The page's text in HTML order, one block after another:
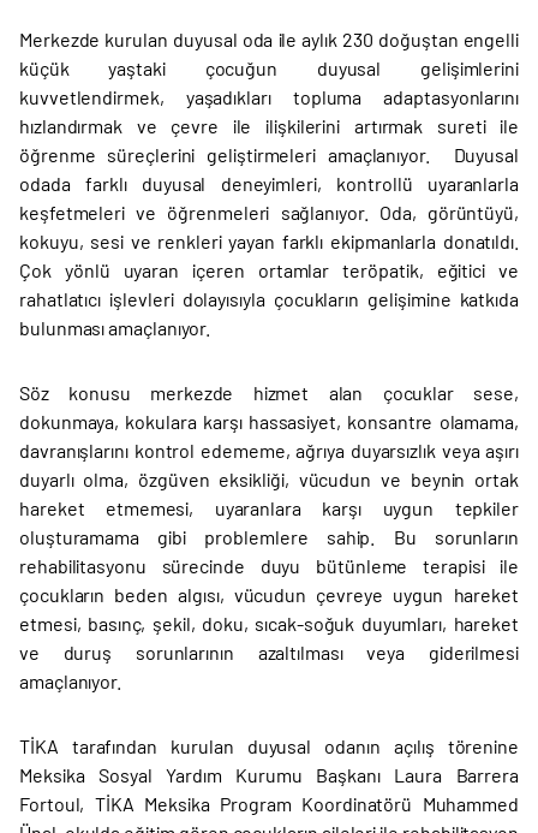
Merkezde kurulan duyusal oda ile aylık 230 doğuştan engelli
küçük yaştaki çocuğun duyusal gelişimlerini
kuvvetlendirmek, yaşadıkları topluma adaptasyonlarını
hızlandırmak ve çevre ile ilişkilerini artırmak sureti ile
öğrenme süreçlerini geliştirmeleri amaçlanıyor. Duyusal
odada farklı duyusal deneyimleri, kontrollü uyaranlarla
keşfetmeleri ve öğrenmeleri sağlanıyor. Oda, görüntüyü,
kokuyu, sesi ve renkleri yayan farklı ekipmanlarla donatıldı.
Çok yönlü uyaran içeren ortamlar teröpatik, eğitici ve
rahatlatıcı işlevleri dolayısıyla çocukların gelişimine katkıda
bulunması amaçlanıyor.
Söz konusu merkezde hizmet alan çocuklar sese,
dokunmaya, kokulara karşı hassasiyet, konsantre olamama,
davranışlarını kontrol edememe, ağrıya duyarsızlık veya aşırı
duyarlı olma, özgüven eksikliği, vücudun ve beynin ortak
hareket etmemesi, uyaranlara karşı uygun tepkiler
oluşturamama gibi problemlere sahip. Bu sorunların
rehabilitasyonu sürecinde duyu bütünleme terapisi ile
çocukların beden algısı, vücudun çevreye uygun hareket
etmesi, basınç, şekil, doku, sıcak-soğuk duyumları, hareket
ve duruş sorunlarının azaltılması veya giderilmesi
amaçlanıyor.
TİKA tarafından kurulan duyusal odanın açılış törenine
Meksika Sosyal Yardım Kurumu Başkanı Laura Barrera
Fortoul, TİKA Meksika Program Koordinatörü Muhammed